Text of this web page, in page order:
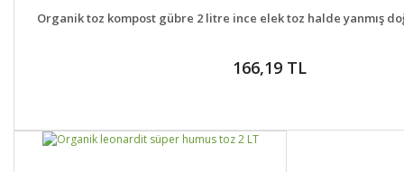
DETAYLAR
Organik toz kompost gübre 2 litre ince elek toz halde yanmış
166,19 TL